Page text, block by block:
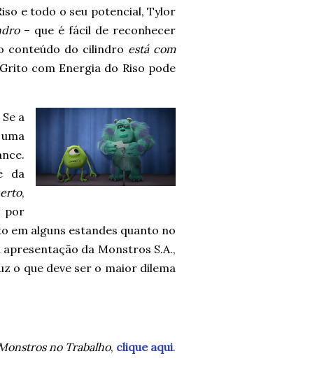
e todo o seu potencial, Tylor
– que é fácil de reconhecer
conteúdo do cilindro está com
com Energia do Riso pode
a
da
,
por
em alguns estandes quanto no
da Monstros S.A.,
o que deve ser o maior dilema
no Trabalho, clique aqui.